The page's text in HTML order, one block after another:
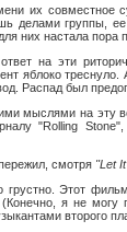
их совместное
делами группы,
них настала пора
на эти
яблоко
Распад был
мыслями на эту
"Rolling
смотря "Let
Этот
я не могу
второго